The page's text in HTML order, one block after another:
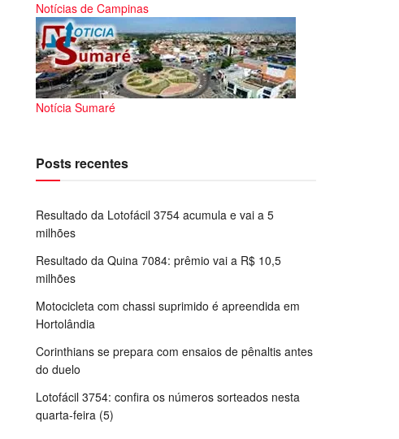
Notícias de Campinas
Notícia Sumaré
Posts recentes
Resultado da Lotofácil 3754 acumula e vai a 5
milhões
Resultado da Quina 7084: prêmio vai a R$ 10,5
milhões
Motocicleta com chassi suprimido é apreendida em
Hortolândia
Corinthians se prepara com ensaios de pênaltis antes
do duelo
Lotofácil 3754: confira os números sorteados nesta
quarta-feira (5)